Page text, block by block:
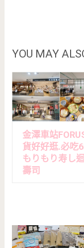
YOU MAY
金澤車站
貨好好逛.必吃
もりもり寿し
壽司